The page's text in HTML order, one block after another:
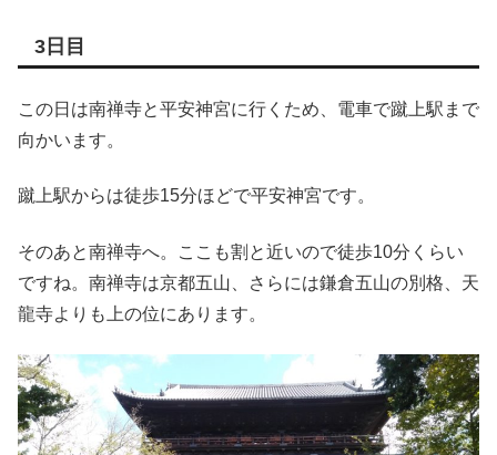
3日目
この日は南禅寺と平安神宮に行くため、電車で蹴上駅まで
向かいます。
蹴上駅からは徒歩15分ほどで平安神宮です。
そのあと南禅寺へ。ここも割と近いので徒歩10分くらい
ですね。南禅寺は京都五山、さらには鎌倉五山の別格、天
龍寺よりも上の位にあります。